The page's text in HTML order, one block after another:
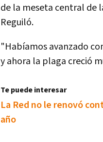
de la meseta central de
Reguiló.
"Habíamos avanzado
y ahora la plaga creció
Te puede interesar
La Red no le renovó
año